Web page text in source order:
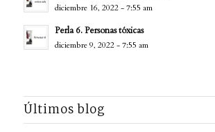
diciembre 16, 2022 - 7:55 am
Perla 6. Personas tóxicas
diciembre 9, 2022 - 7:55 am
Últimos blog